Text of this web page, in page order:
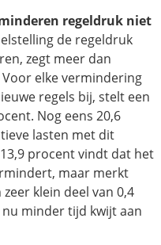
regeldruk niet
de regeldruk
zegt meer dan
elke vermindering
regels bij, stelt een
Nog eens 20,6
lasten met dit
procent vindt dat het
maar merkt
klein deel van 0,4
minder tijd kwijt aan